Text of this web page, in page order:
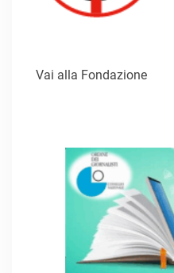
Vai alla Fondazione